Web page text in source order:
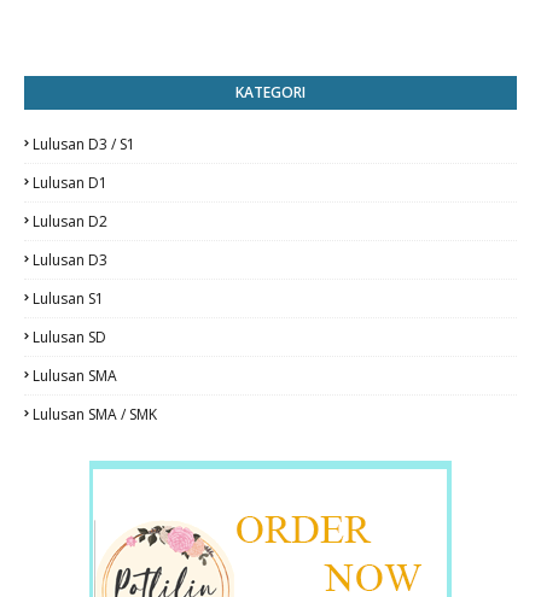
KATEGORI
Lulusan D3 / S1
Lulusan D1
Lulusan D2
Lulusan D3
Lulusan S1
Lulusan SD
Lulusan SMA
Lulusan SMA / SMK